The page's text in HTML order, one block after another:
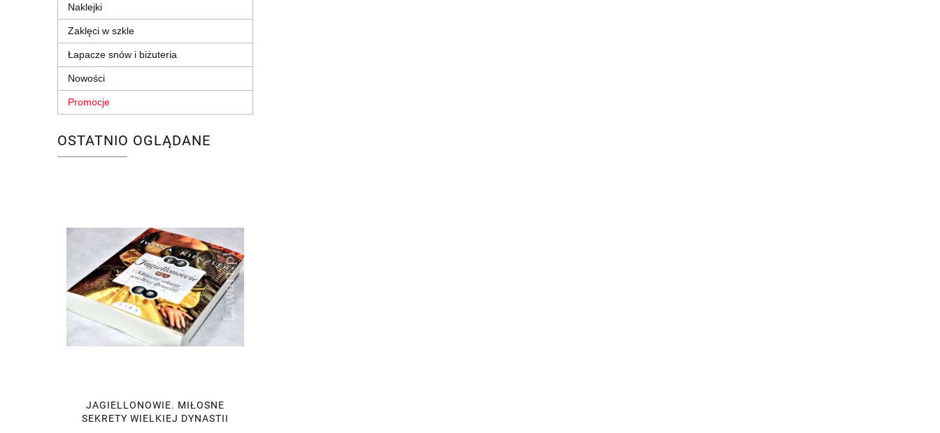
Naklejki
Zaklęci w szkle
Łapacze snów i biżuteria
Nowości
Promocje
OSTATNIO OGLĄDANE
JAGIELLONOWIE. MIŁOSNE
SEKRETY WIELKIEJ DYNASTII